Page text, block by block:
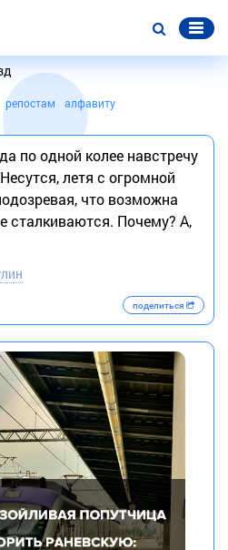
репостам алфавиту
по одной колее навстречу
летя с огромной
что возможна
сталкиваются. Почему? А,
поделиться